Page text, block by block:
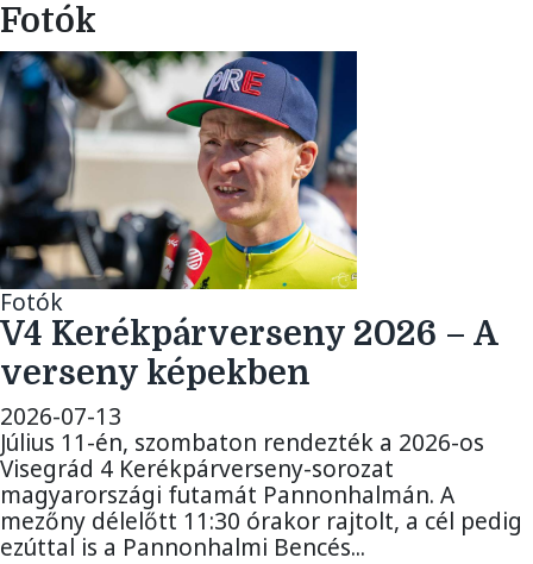
Fotók
Fotók
V4 Kerékpárverseny 2026 – A
verseny képekben
2026-07-13
Július 11-én, szombaton rendezték a 2026-os
Visegrád 4 Kerékpárverseny-sorozat
magyarországi futamát Pannonhalmán. A
mezőny délelőtt 11:30 órakor rajtolt, a cél pedig
ezúttal is a Pannonhalmi Bencés...